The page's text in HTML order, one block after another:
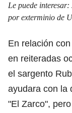
Le puede interesar:
por exterminio de
En relación
en reiteradas
el sargento
ayudara con la
"El Zarco",